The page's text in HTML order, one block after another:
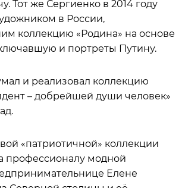
Тот же Сергиенко в 2014 году
в России,
коллекцию «Родина» на основе
и портреты Путину.
и реализовал коллекцию
– добрейшей души человек»
«патриотичной» коллекции
профессионалу модной
Елене